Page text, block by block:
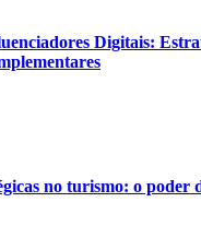
Digitais:
no turismo: o poder